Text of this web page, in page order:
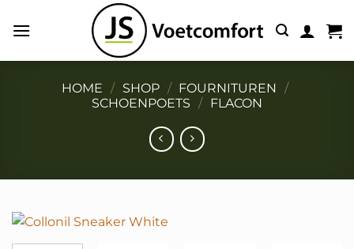
naar
HOME / SHOP / FOURNITUREN /
SCHOENPOETS / FLACON